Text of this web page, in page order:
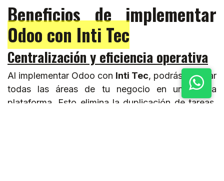
Beneficios de implementar
Odoo con Inti Tec
Centralización y eficiencia operativa
Al implementar Odoo con Inti Tec, podrás integrar
todas las áreas de tu negocio en una única
plataforma. Esto elimina la duplicación de tareas,